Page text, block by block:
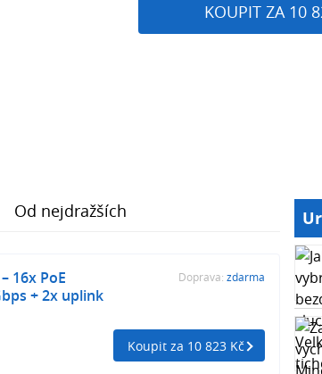
KOUPIT ZA 10
Od nejdražších
16x PoE
+ 2x uplink
Doprava: zdarma
Koupit za 10 823 Kč